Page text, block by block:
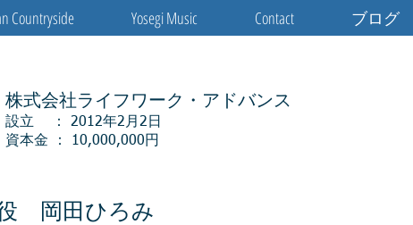
Countryside Yosegi Music Contact ブログ
岡田ひろみ
株式会社ライフワーク・アドバンス
設立 ： 2012年2月2日
資本金 ： 10,000,000円